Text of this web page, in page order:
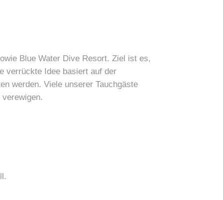
Blue Water Dive Resort. Ziel ist es,
verrückte Idee basiert auf der
werden. Viele unserer Tauchgäste